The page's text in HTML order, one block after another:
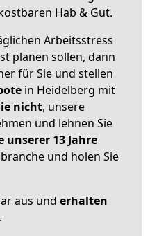
Hab & Gut.
Arbeitsstress
planen sollen, dann
für Sie und stellen
in Heidelberg mit
nicht, unsere
und lehnen Sie
unserer 13 Jahre
und holen Sie
aus und erhalten
.